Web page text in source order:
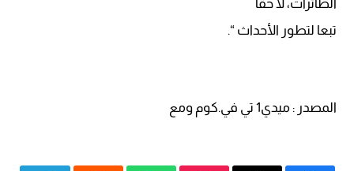
الطائرات، لا حقا
تبعا لتطور الأحداث “.
المصدر : ميدي1 تي في.كوم ومع